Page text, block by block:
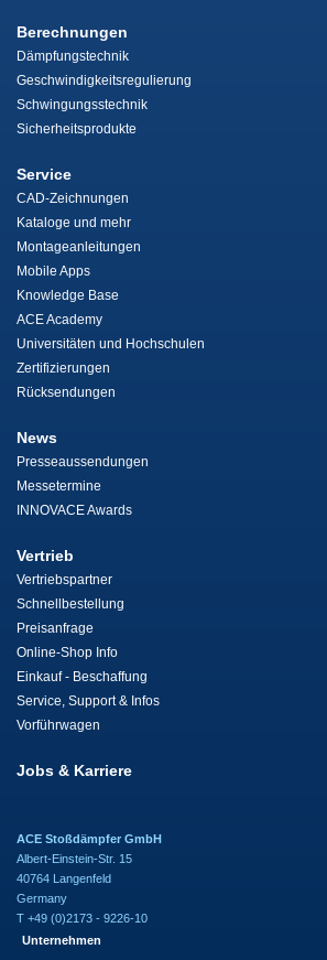
Berechnungen
Dämpfungstechnik
Geschwindigkeitsregulierung
Schwingungsstechnik
Sicherheitsprodukte
Service
CAD-Zeichnungen
Kataloge und mehr
Montageanleitungen
Mobile Apps
Knowledge Base
ACE Academy
Universitäten und Hochschulen
Zertifizierungen
Rücksendungen
News
Presseaussendungen
Messetermine
INNOVACE Awards
Vertrieb
Vertriebspartner
Schnellbestellung
Preisanfrage
Online-Shop Info
Einkauf - Beschaffung
Service, Support & Infos
Vorführwagen
Jobs & Karriere
ACE Stoßdämpfer GmbH
Albert-Einstein-Str. 15
40764 Langenfeld
Germany
T +49 (0)2173 - 9226-10
Unternehmen